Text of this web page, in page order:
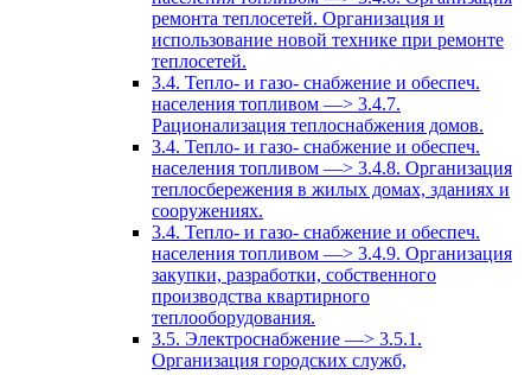
ремонта теплосетей. Организация и
использование новой технике при ремонте
теплосетей.
3.4. Тепло- и газо- снабжение и обеспеч.
населения топливом —> 3.4.7.
Рационализация теплоснабжения домов.
3.4. Тепло- и газо- снабжение и обеспеч.
населения топливом —> 3.4.8. Организация
теплосбережения в жилых домах, зданиях и
сооружениях.
3.4. Тепло- и газо- снабжение и обеспеч.
населения топливом —> 3.4.9. Организация
закупки, разработки, собственного
производства квартирного
теплооборудования.
3.5. Электроснабжение —> 3.5.1.
Организация городских служб,